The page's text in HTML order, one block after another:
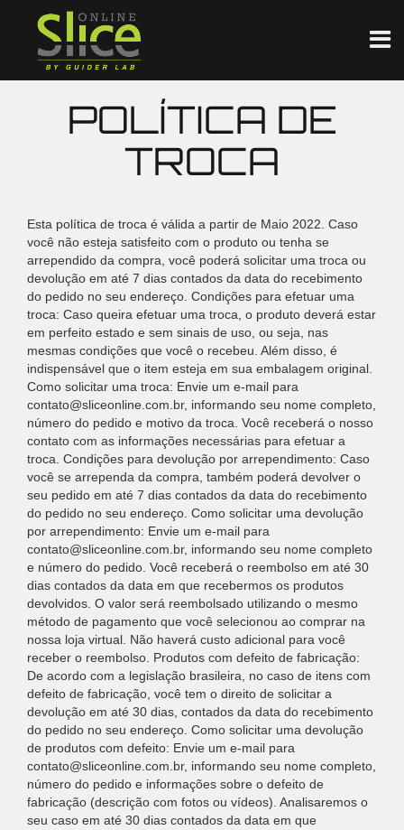
POLÍTICA DE
TROCA
Esta política de troca é válida a partir de Maio 2022. Caso
você não esteja satisfeito com o produto ou tenha se
arrependido da compra, você poderá solicitar uma troca ou
devolução em até 7 dias contados da data do recebimento
do pedido no seu endereço. Condições para efetuar uma
troca: Caso queira efetuar uma troca, o produto deverá estar
em perfeito estado e sem sinais de uso, ou seja, nas
mesmas condições que você o recebeu. Além disso, é
indispensável que o item esteja em sua embalagem original.
Como solicitar uma troca: Envie um e-mail para
contato@sliceonline.com.br, informando seu nome completo,
número do pedido e motivo da troca. Você receberá o nosso
contato com as informações necessárias para efetuar a
troca. Condições para devolução por arrependimento: Caso
você se arrependa da compra, também poderá devolver o
seu pedido em até 7 dias contados da data do recebimento
do pedido no seu endereço. Como solicitar uma devolução
por arrependimento: Envie um e-mail para
contato@sliceonline.com.br, informando seu nome completo
e número do pedido. Você receberá o reembolso em até 30
dias contados da data em que recebermos os produtos
devolvidos. O valor será reembolsado utilizando o mesmo
método de pagamento que você selecionou ao comprar na
nossa loja virtual. Não haverá custo adicional para você
receber o reembolso. Produtos com defeito de fabricação:
De acordo com a legislação brasileira, no caso de itens com
defeito de fabricação, você tem o direito de solicitar a
devolução em até 30 dias, contados da data do recebimento
do pedido no seu endereço. Como solicitar uma devolução
de produtos com defeito: Envie um e-mail para
contato@sliceonline.com.br, informando seu nome completo,
número do pedido e informações sobre o defeito de
fabricação (descrição com fotos ou vídeos). Analisaremos o
seu caso em até 30 dias contados da data em que